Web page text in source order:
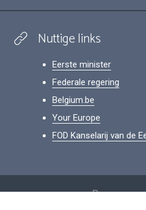
Nuttige links
Eerste minister
Federale regering
Belgium.be
Your Europe
FOD Kanselarij van de